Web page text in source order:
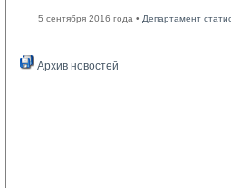
5 сентября 2016 года • Департамент
Архив новостей